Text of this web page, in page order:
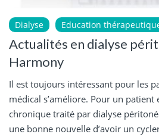
Dialyse Education
Actualités en dialyse
Harmony
Il est toujours intéressant pour les
médical s’améliore. Pour un patient
chronique traité par dialyse
une bonne nouvelle d’avoir un